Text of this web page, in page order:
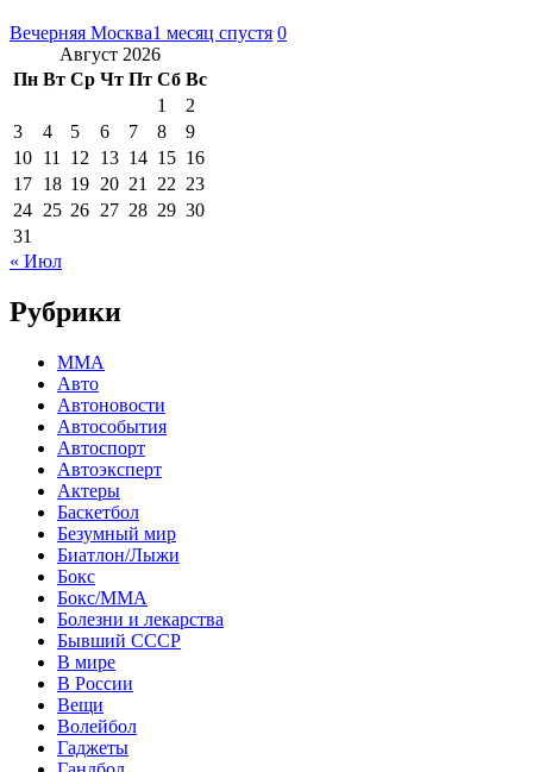
Вечерняя Москва1 месяц спустя 0
Август 2026
Пн Вт Ср Чт Пт Сб Вс
1
2
3
4 5 6 7 8
9
10 11 12 13 14 15 16
17 18 19 20 21 22 23
24 25 26 27 28 29 30
31
« Июл
Рубрики
MMA
Авто
Автоновости
Автособытия
Автоспорт
Автоэксперт
Актеры
Баскетбол
Безумный мир
Биатлон/Лыжи
Бокс
Бокс/MMA
Болезни и лекарства
Бывший СССР
В мире
В России
Вещи
Волейбол
Гаджеты